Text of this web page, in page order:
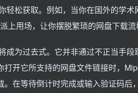
轻松获取。例如，当你在国外的学
用场，让你摆脱繁琐的网盘下载流
成为过去式。它并非通过不正当手
开它所支持的网盘文件链接时，
在等待倒计时完成或输入验证码后